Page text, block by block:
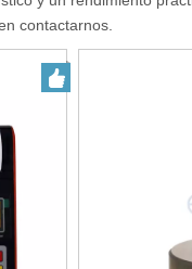
contactarnos.